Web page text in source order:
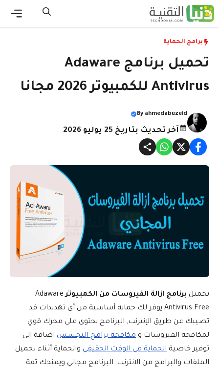
انتقل
إلى
برامج الحماية
تحميل برنامج Adaware
Antivirus للكمبيوتر 2026 مجانا
By ahmedabuzeid
آخر تحديث بتاريخ 25 يوليو 2026
تحميل برنامج ازالة الفيروسات من الكمبيوتر Adaware
Antivirus Free يوفر لك حماية أساسية من أى تهديدات قد
تصيبك عن طريق الإنترنت, البرنامج يحتوى على محرك قوي
لمكافحة الفيروسات و مكافحة برامج التجسس اضافة الى
توفير خاصية الحماية فى الوقت الحقيقي والحماية أثناء تحميل
الملفات والبرامج من الانترنت, البرنامج مجاني ويمنحك ثقة